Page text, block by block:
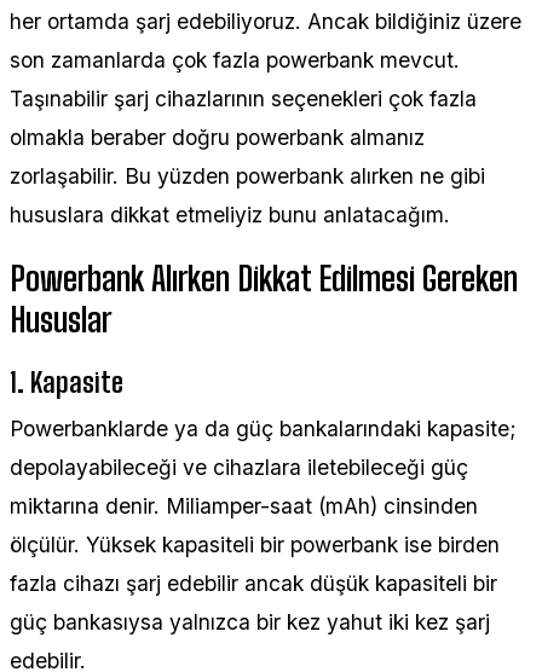
her ortamda şarj edebiliyoruz. Ancak bildiğiniz üzere
son zamanlarda çok fazla powerbank mevcut.
Taşınabilir şarj cihazlarının seçenekleri çok fazla
olmakla beraber doğru powerbank almanız
zorlaşabilir. Bu yüzden powerbank alırken ne gibi
hususlara dikkat etmeliyiz bunu anlatacağım.
Powerbank Alırken Dikkat Edilmesi Gereken
Hususlar
1. Kapasite
Powerbanklarde ya da güç bankalarındaki kapasite;
depolayabileceği ve cihazlara iletebileceği güç
miktarına denir. Miliamper-saat (mAh) cinsinden
ölçülür. Yüksek kapasiteli bir powerbank ise birden
fazla cihazı şarj edebilir ancak düşük kapasiteli bir
güç bankasıysa yalnızca bir kez yahut iki kez şarj
edebilir.